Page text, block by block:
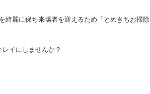
綺麗に保ち来場者を迎えるため「とめきちお掃除
イにしませんか？